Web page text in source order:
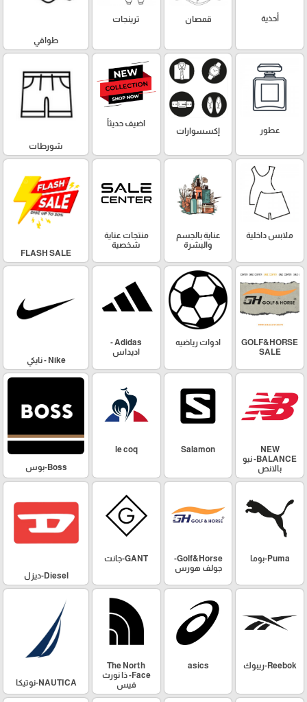
أحذية قمصان ترينجات
طواقي
عطور إكسسوارات
اضيف حديثاً
شورطات
ملابس داخلية
عناية بالجسم
والبشرة
منتجات عناية
شخصية
FLASH SALE
GOLF&HORSE
SALE
ادوات رياضيه
Adidas -
اديداس
Nike - نايكي
NEW
BALANCE- نيو
بالانص
Salamon
le coq
Boss-بوس
Puma-بوما
Golf&Horse-
جولف هورس
GANT-جانت
Diesel-ديزل
Reebok-ريبوك asics
The North
Face- ذا نورث
فيس
NAUTICA-نوتيكا